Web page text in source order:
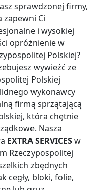
sprawdzonej firmy,
zapewni Ci
i wysokiej
opróżnieniew
Polskiej?
wywieźć ze
Polskiej
wykonawcy
firmą sprzątającą
, która chętnie
Nasza
EXTRA SERVICESw
Rzeczypospolitej
zbędnych
cegły, bloki, folie,